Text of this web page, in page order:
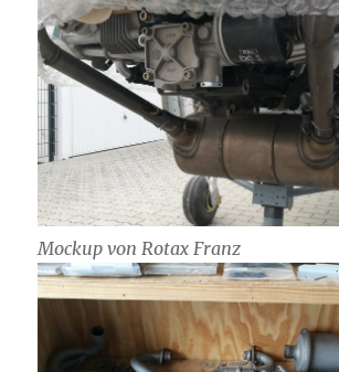
Mockup von Rotax Franz